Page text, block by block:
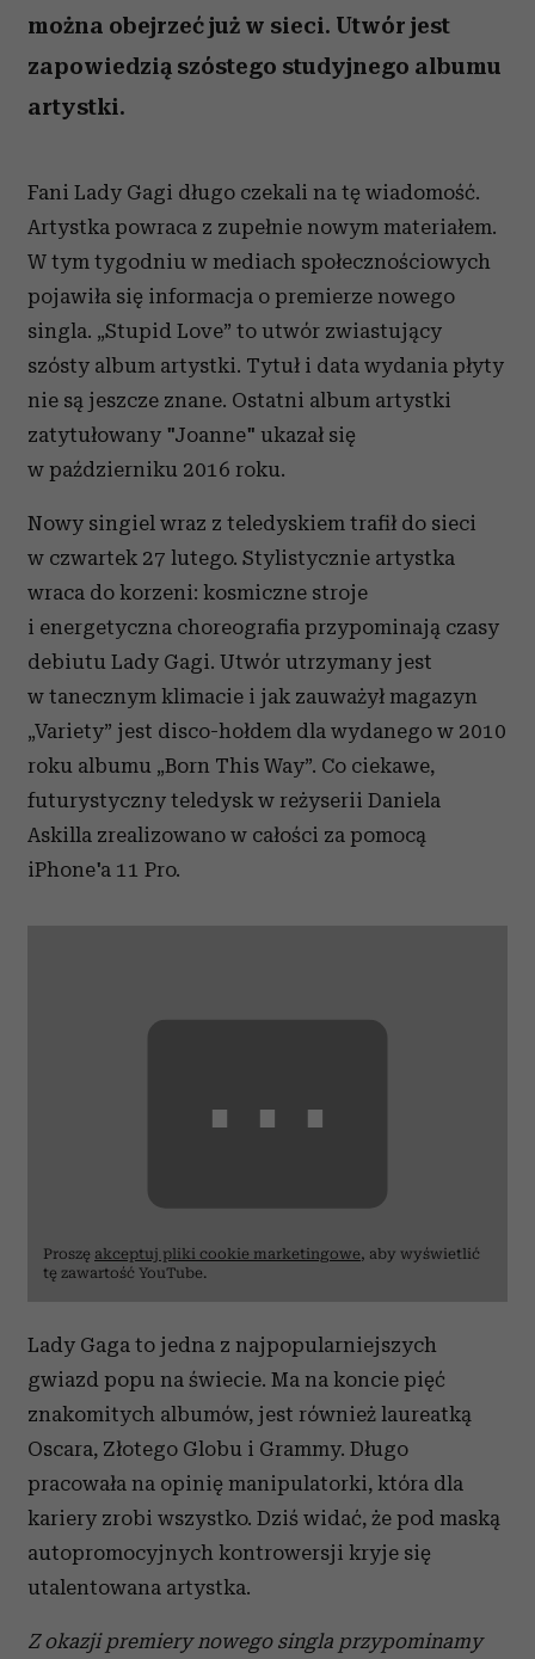
można obejrzeć już w sieci. Utwór jest
zapowiedzią szóstego studyjnego albumu
artystki.
Fani Lady Gagi długo czekali na tę wiadomość.
Artystka powraca z zupełnie nowym materiałem.
W tym tygodniu w mediach społecznościowych
pojawiła się informacja o premierze nowego
singla. „Stupid Love” to utwór zwiastujący
szósty album artystki. Tytuł i data wydania płyty
nie są jeszcze znane. Ostatni album artystki
zatytułowany "Joanne" ukazał się
w październiku 2016 roku.
Nowy singiel wraz z teledyskiem trafił do sieci
w czwartek 27 lutego. Stylistycznie artystka
wraca do korzeni: kosmiczne stroje
i energetyczna choreografia przypominają czasy
debiutu Lady Gagi. Utwór utrzymany jest
w tanecznym klimacie i jak zauważył magazyn
„Variety” jest disco-hołdem dla wydanego w 2010
roku albumu „Born This Way”. Co ciekawe,
futurystyczny teledysk w reżyserii Daniela
Askilla zrealizowano w całości za pomocą
iPhone'a 11 Pro.
⋯
Proszę akceptuj pliki cookie marketingowe, aby wyświetlić
tę zawartość YouTube.
Lady Gaga to jedna z najpopularniejszych
gwiazd popu na świecie. Ma na koncie pięć
znakomitych albumów, jest również laureatką
Oscara, Złotego Globu i Grammy. Długo
pracowała na opinię manipulatorki, która dla
kariery zrobi wszystko. Dziś widać, że pod maską
autopromocyjnych kontrowersji kryje się
utalentowana artystka.
Z okazji premiery nowego singla przypominamy